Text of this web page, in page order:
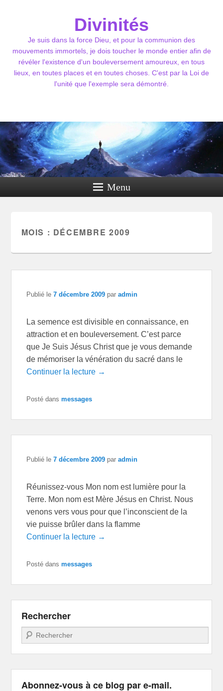
Divinités
Je suis dans la force Dieu, et pour la communion des
mouvements immortels, je dois toucher le monde entier afin de
révéler l'existence d'un bouleversement amoureux, en tous
lieux, en toutes places et en toutes choses. C'est par la Loi de
l'unité que l'exemple sera démontré.
Menu
MOIS : DÉCEMBRE 2009
Publié le7 décembre 2009 paradmin
La semence est divisible en connaissance, en
attraction et en bouleversement. C’est parce
que Je Suis Jésus Christ que je vous demande
de mémoriser la vénération du sacré dans le
Continuer la lecture →
Posté dans messages
Publié le7 décembre 2009 paradmin
Réunissez-vous Mon nom est lumière pour la
Terre. Mon nom est Mère Jésus en Christ. Nous
venons vers vous pour que l’inconscient de la
vie puisse brûler dans la flamme
Continuer la lecture →
Posté dans messages
Rechercher
Recherche
Abonnez-vous à ce blog par e-mail.